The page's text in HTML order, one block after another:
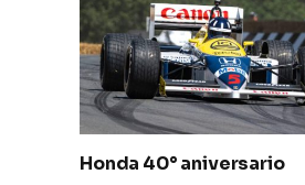
Honda 40° aniversario